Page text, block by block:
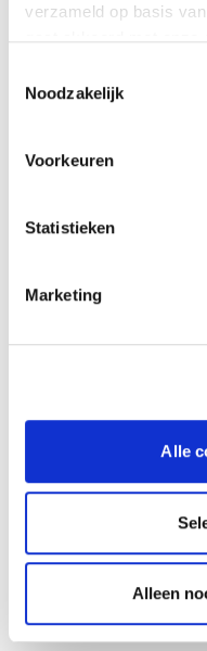
verzameld op basis
Noodzakelijk
Voorkeuren
Statistieken
Marketing
Alle
Alleen